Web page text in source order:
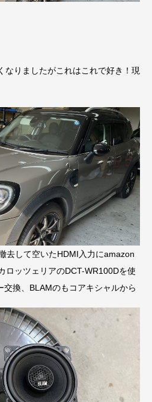
なりましたがこれはこれで好き！現
去して空いたHDMI入力にamazon
ロッツェリアのDCT-WR100Dを使
交換、BLAMのもコアキシャルから